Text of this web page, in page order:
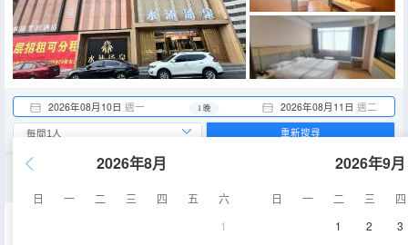
2026年08月10日 週一 2026年08月11日 週二
1 晚
2026年8月
日 一 二 三 四 五
六
1
2026年9月
日 一 二 三
四
1
2 3
重新搜尋
25-30㎡ 空調